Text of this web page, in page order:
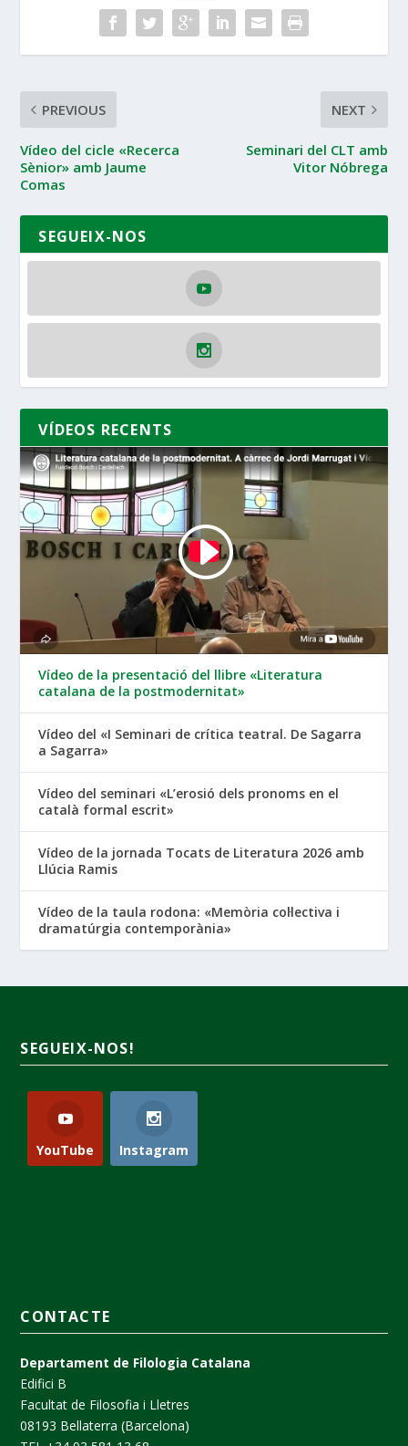
PREVIOUS
Vídeo del cicle «Recerca
Sènior» amb Jaume
Comas
NEXT
Seminari del CLT amb
Vitor Nóbrega
SEGUEIX-NOS
VÍDEOS RECENTS
Vídeo de la presentació del llibre «Literatura
catalana de la postmodernitat»
Vídeo del «I Seminari de crítica teatral. De Sagarra
a Sagarra»
Vídeo del seminari «L’erosió dels pronoms en el
català formal escrit»
Vídeo de la jornada Tocats de Literatura 2026 amb
Llúcia Ramis
Vídeo de la taula rodona: «Memòria col·lectiva i
dramatúrgia contemporània»
SEGUEIX-NOS!
YouTube Instagram
CONTACTE
Departament de Filologia Catalana
Edifici B
Facultat de Filosofia i Lletres
08193 Bellaterra (Barcelona)